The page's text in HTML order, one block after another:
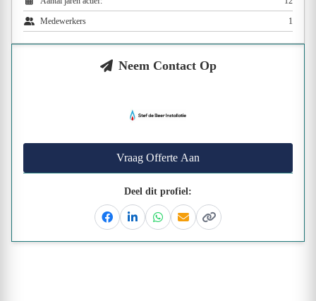
Medewerkers 1
Neem Contact Op
Vraag Offerte Aan
Deel dit profiel:
FacebookLinkedinWhatsapp
EmailKopieer link